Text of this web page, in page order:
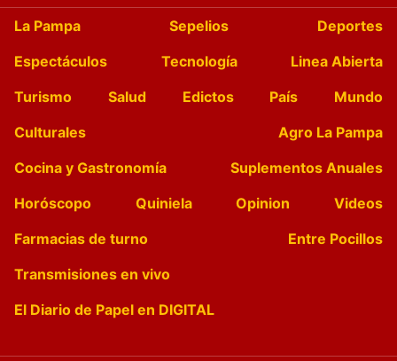
La Pampa Sepelios
Deportes
Espectáculos
Tecnología
Linea Abierta
Turismo
Salud Edictos País
Mundo
Culturales
Agro La Pampa
Cocina y Gastronomía
Suplementos Anuales
Horóscopo
Quiniela Opinion
Videos
Farmacias de turno
Entre Pocillos
Transmisiones en vivo
El Diario de Papel en DIGITAL